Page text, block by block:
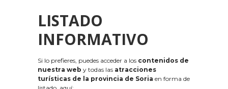
LISTADO
INFORMATIVO
Si lo prefieres, puedes acceder a los contenidos de
nuestra web y todas las atracciones
turísticas de la provincia de Soria en forma de